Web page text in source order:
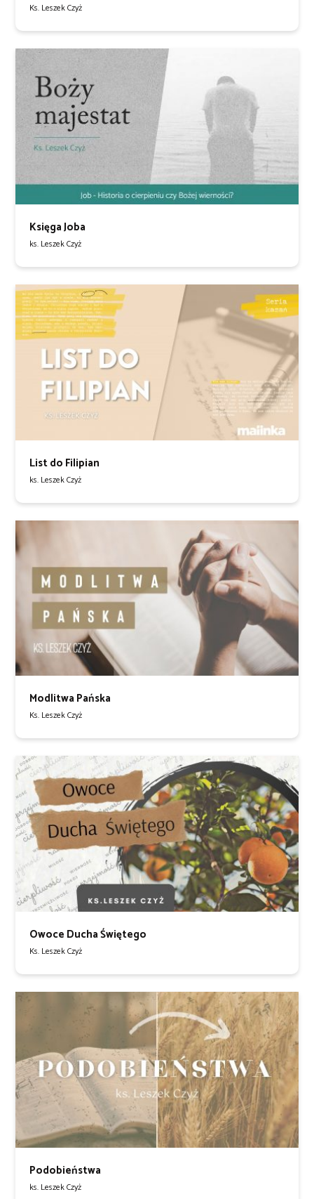
Ks. Leszek Czyż
Księga Joba
ks. Leszek Czyż
List do Filipian
ks. Leszek Czyż
Modlitwa Pańska
Ks. Leszek Czyż
Owoce Ducha Świętego
Ks. Leszek Czyż
Podobieństwa
ks. Leszek Czyż